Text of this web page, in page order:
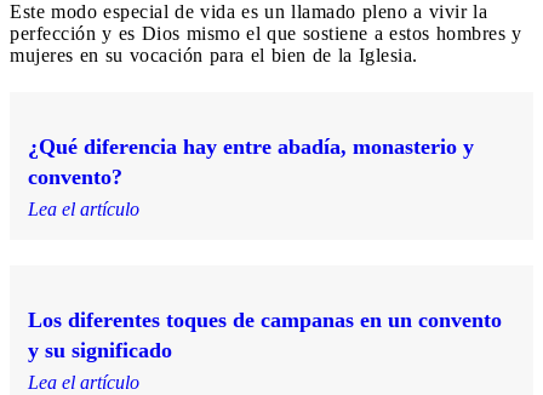
Este modo especial de vida es un llamado pleno a vivir la
perfección y es Dios mismo el que sostiene a estos hombres y
mujeres en su vocación para el bien de la Iglesia.
¿Qué diferencia hay entre abadía, monasterio y
convento?
Lea el artículo
Los diferentes toques de campanas en un convento
y su significado
Lea el artículo